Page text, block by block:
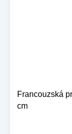
Francouzská
cm